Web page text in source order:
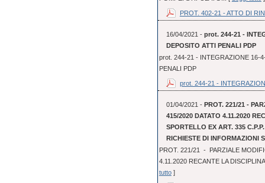
PROT. 402-21 - ATTO DI
16/04/2021 - prot. 244-21 -
DEPOSITO ATTI PENALI PDP
prot. 244-21 - INTEGRAZIONE 16-
PENALI PDP
prot. 244-21 -
01/04/2021 - PROT. 221/21 -
415/2020 DATATO 4.11.2020
SPORTELLO EX ART. 335
RICHIESTE DI INFORMAZIONI
PROT. 221/21 - PARZIALE
4.11.2020 RECANTE LA
tutto]